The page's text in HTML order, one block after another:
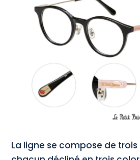
La ligne se compose de